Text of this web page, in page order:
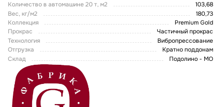
Количество в автомашине 20 т, м2
103,68
Вес, кг/м2
180,73
Коллекция
Premium Gold
Прокрас
Частичный прокрас
Технология
Вибропрессование
Отгрузка
Кратно поддонам
Склад
Подолино - МО